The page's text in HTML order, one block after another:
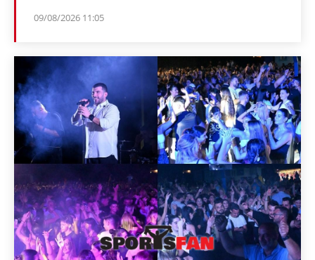
09/08/2026 11:05